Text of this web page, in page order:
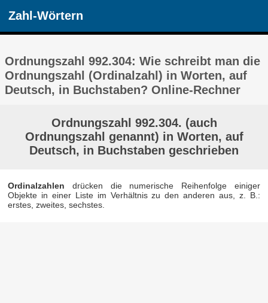
Zahl-Wörtern
Ordnungszahl 992.304: Wie schreibt man die
Ordnungszahl (Ordinalzahl) in Worten, auf
Deutsch, in Buchstaben? Online-Rechner
Ordnungszahl 992.304. (auch
Ordnungszahl genannt) in Worten, auf
Deutsch, in Buchstaben geschrieben
Ordinalzahlen drücken die numerische Reihenfolge einiger
Objekte in einer Liste im Verhältnis zu den anderen aus, z. B.:
erstes, zweites, sechstes.